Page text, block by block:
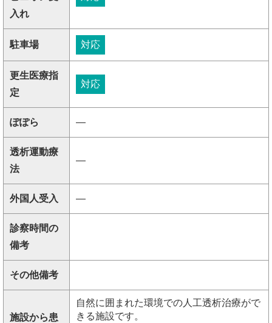
入れ
駐車場 対応
更生医療指
定
対応
ぽぽら ―
透析運動療
法
―
外国人受入 ―
診察時間の
備考
その他備考
施設から患
自然に囲まれた環境での人工透析治療がで
きる施設です。